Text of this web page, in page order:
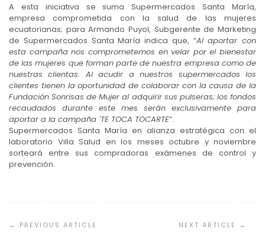
A esta iniciativa se suma Supermercados Santa María,
empresa comprometida con la salud de las mujeres
ecuatorianas; para Armando Puyol, Subgerente de Marketing
de Supermercados Santa María indica que, “Al aportar con
esta campaña nos comprometemos en velar por el bienestar
de las mujeres que forman parte de nuestra empresa como de
nuestras clientas. Al acudir a nuestros supermercados los
clientes tienen la oportunidad de colaborar con la causa de la
Fundación Sonrisas de Mujer al adquirir sus pulseras; los fondos
recaudados durante este mes serán exclusivamente para
aportar a la campaña ´TE TOCA TOCARTE”.
Supermercados Santa María en alianza estratégica con el
laboratorio Villa Salud en los meses octubre y noviembre
sorteará entre sus compradoras exámenes de control y
prevención.
de